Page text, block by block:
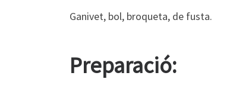
Ganivet, bol, broqueta, de fusta.
Preparació: